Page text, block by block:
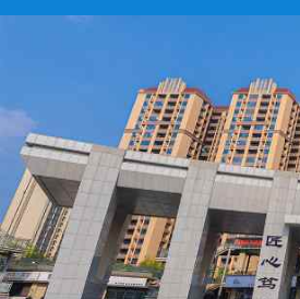
学院领导
办学理念
办学特色
校园风貌
职能部门